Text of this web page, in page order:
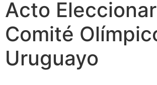
Acto
Comité
Uruguayo